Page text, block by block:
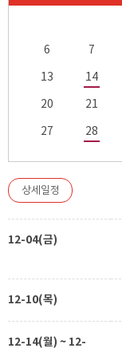
6 7
13 14
20 21
27 28
상세일정
12-04(금)
12-10(목)
12-14(월) ~ 12-